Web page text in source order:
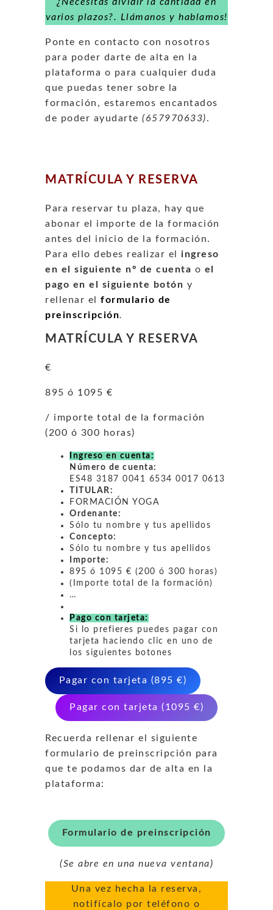
varios plazos?. Llámanos y hablamos!
Ponte en contacto con nosotros
para poder darte de alta en la
plataforma o para cualquier duda
que puedas tener sobre la
formación, estaremos encantados
de poder ayudarte (657970633).
MATRÍCULA Y RESERVA
Para reservar tu plaza, hay que
abonar el importe de la formación
antes del inicio de la formación.
Para ello debes realizar el
ingreso
en el siguiente nº de cuenta o el
pago en el siguiente botón y
rellenar el formulario de
preinscripción.
MATRÍCULA Y RESERVA
€
895 ó 1095 €
/ importe total de la formación
(200 ó 300 horas)
Ingreso en cuenta:
Número de cuenta:
ES48 3187 0041 6534 0017 0613
TITULAR:
FORMACIÓN YOGA
Ordenante:
Sólo tu nombre y tus apellidos
Concepto:
Sólo tu nombre y tus apellidos
Importe:
895 ó 1095 € (200 ó 300 horas)
(Importe total de la formación)
…
Pago con tarjeta:
Si lo prefieres puedes pagar con
tarjeta haciendo clic en uno de
los siguientes botones
Pagar con tarjeta (895 €)
Pagar con tarjeta (1095 €)
Recuerda rellenar el siguiente
formulario de preinscripción para
que te podamos dar de alta en la
plataforma:
Formulario de preinscripción
(Se abre en una nueva ventana)
Una vez hecha la reserva,
notifícalo por teléfono o